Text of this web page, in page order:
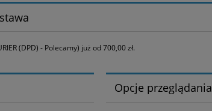
(DPD) - Polecamy) już od 700,00 zł.
Opcje przeglądania